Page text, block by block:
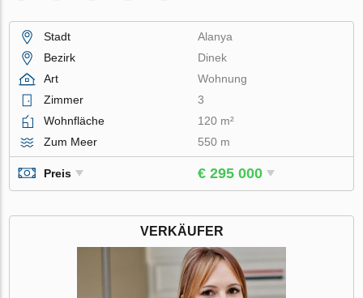
Stadt
Alanya
Bezirk
Dinek
Art
Wohnung
Zimmer
3
Wohnfläche
120 m²
Zum Meer
550 m
Preis € 295 000
VERKÄUFER